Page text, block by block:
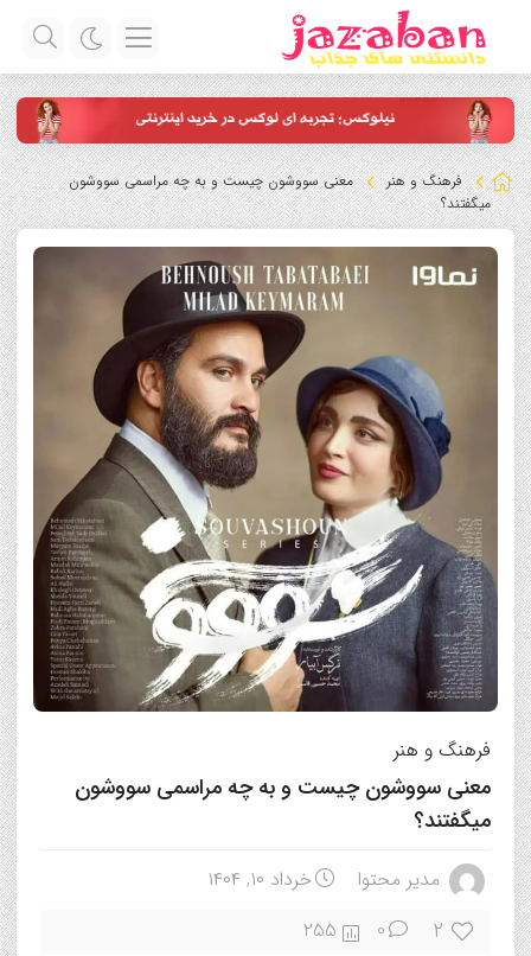
فرهنگ و هنر
معنی سووشون چیست و به چه مراسمی سووشون
میگفتند؟
فرهنگ و هنر
معنی سووشون چیست و به چه مراسمی سووشون
میگفتند؟
مدیر محتوا خرداد ۱۰, ۱۴۰۴
2
0
255